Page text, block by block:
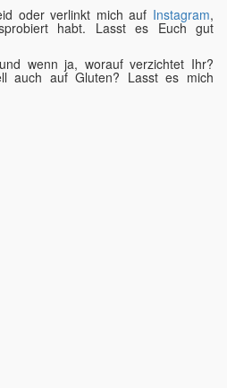
oder verlinkt mich auf Instagram,
habt. Lasst es Euch gut
wenn ja, worauf verzichtet Ihr?
auch auf Gluten? Lasst es mich